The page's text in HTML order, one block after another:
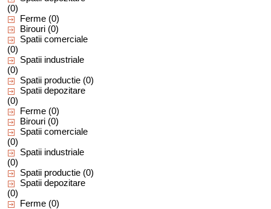
(0)
Ferme (0)
Birouri (0)
Spatii comerciale
(0)
Spatii industriale
(0)
Spatii productie (0)
Spatii depozitare
(0)
Ferme (0)
Birouri (0)
Spatii comerciale
(0)
Spatii industriale
(0)
Spatii productie (0)
Spatii depozitare
(0)
Ferme (0)